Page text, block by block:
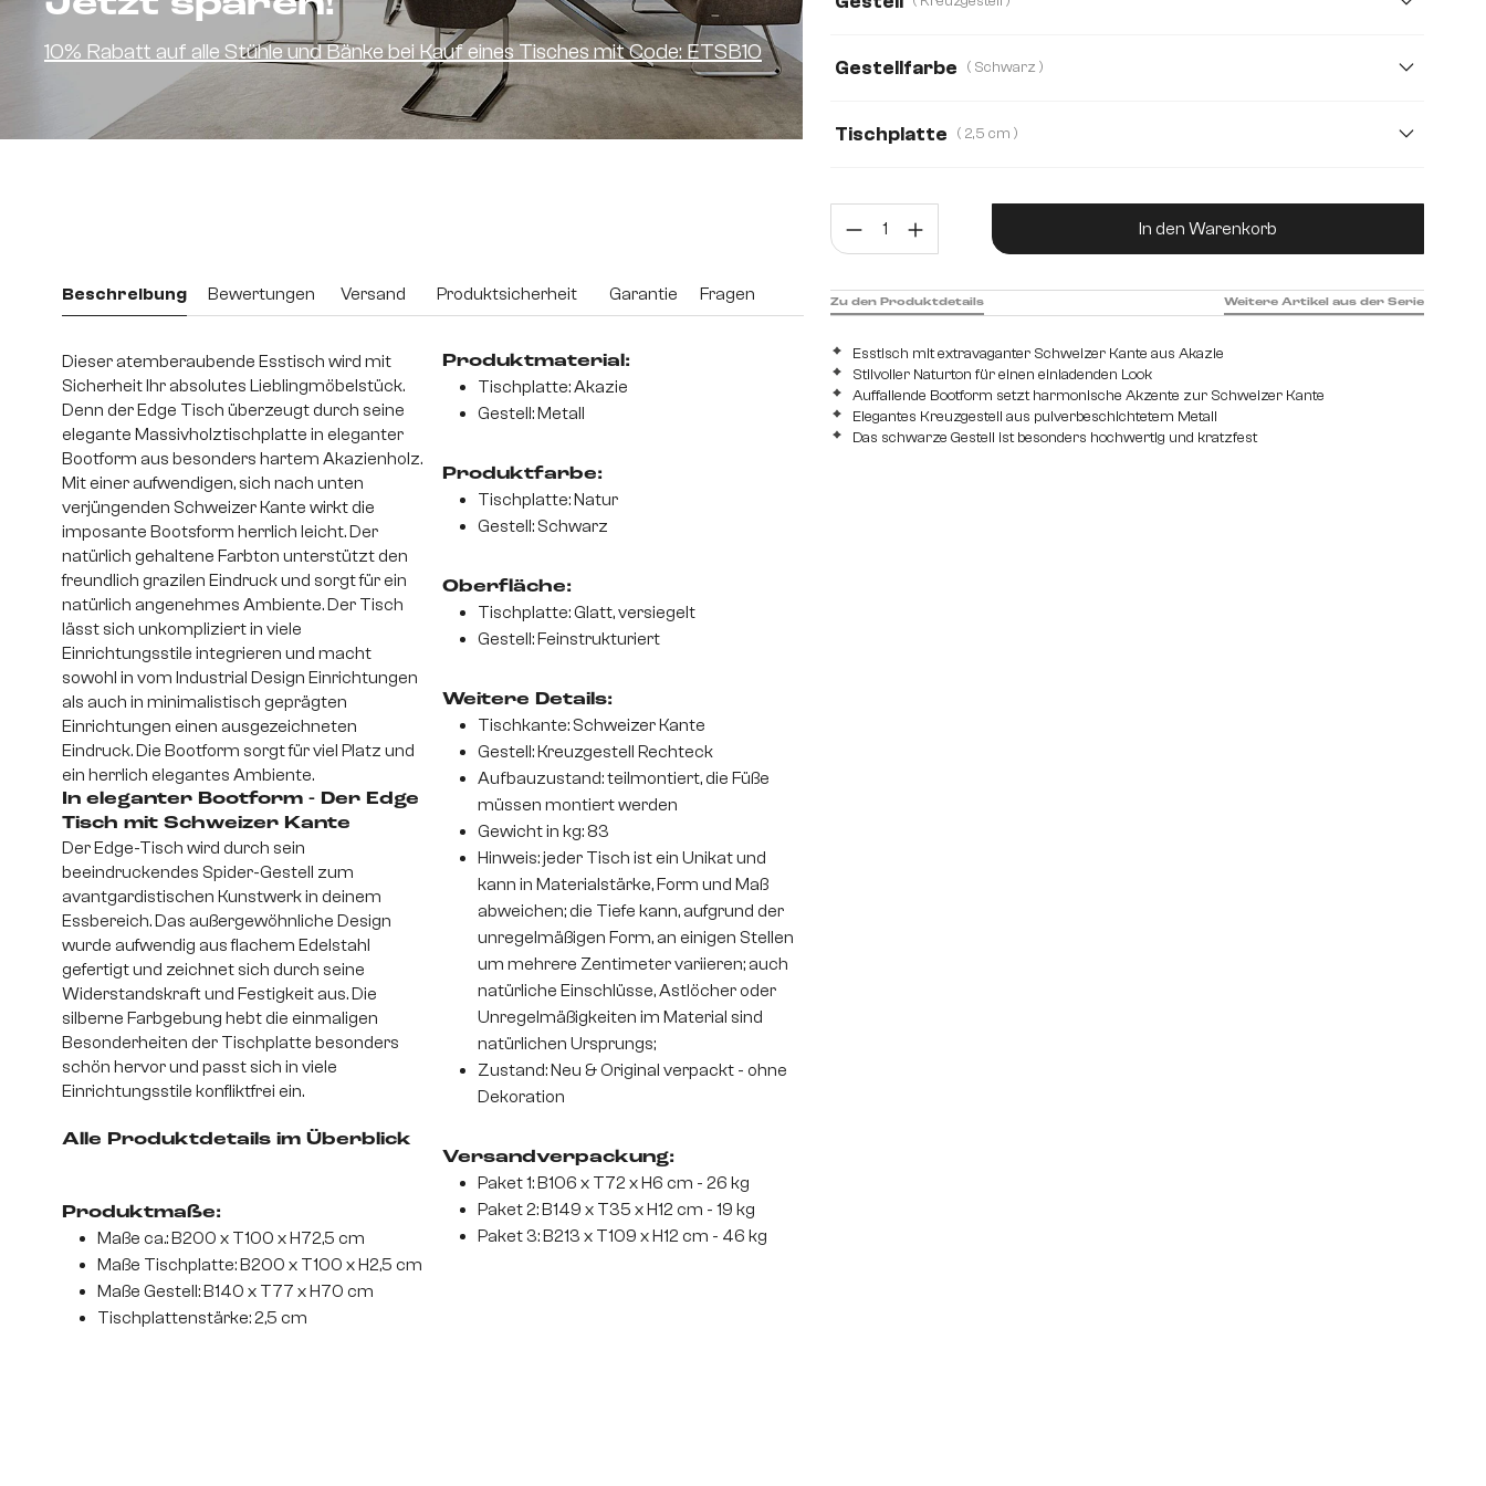
Gestellfarbe ( Schwarz )
Tischplatte ( 2,5 cm )
Produkt Anzahl: Gib den gewünschten Wert
In den Warenkorb
Esstisch mit extravaganter Schweizer Kante aus Akazie
Stilvoller Naturton für einen einladenden Look
Auffallende Bootform setzt harmonische Akzente zur Schweizer Kante
Elegantes Kreuzgestell aus pulverbeschichtetem Metall
Das schwarze Gestell ist besonders hochwertig und kratzfest
Zu den Produktdetails Weitere Artikel aus der Serie
10% Rabatt auf alle Stühle und Bänke bei Kauf eines Tisches mit Code: ETSB10
Beschreibung Bewertungen Versand Produktsicherheit Garantie Fragen
Dieser atemberaubende Esstisch wird mit
Sicherheit Ihr absolutes Lieblingmöbelstück.
Denn der Edge Tisch überzeugt durch seine
elegante Massivholztischplatte in eleganter
Bootform aus besonders hartem Akazienholz.
Mit einer aufwendigen, sich nach unten
verjüngenden Schweizer Kante wirkt die
imposante Bootsform herrlich leicht. Der
natürlich gehaltene Farbton unterstützt den
freundlich grazilen Eindruck und sorgt für ein
natürlich angenehmes Ambiente. Der Tisch
lässt sich unkompliziert in viele
Einrichtungsstile integrieren und macht
sowohl in vom Industrial Design Einrichtungen
als auch in minimalistisch geprägten
Einrichtungen einen ausgezeichneten
Eindruck. Die Bootform sorgt für viel Platz und
ein herrlich elegantes Ambiente.
In eleganter Bootform - Der Edge
Tisch mit Schweizer Kante
Der Edge-Tisch wird durch sein
beeindruckendes Spider-Gestell zum
avantgardistischen Kunstwerk in deinem
Essbereich. Das außergewöhnliche Design
wurde aufwendig aus flachem Edelstahl
gefertigt und zeichnet sich durch seine
Widerstandskraft und Festigkeit aus. Die
silberne Farbgebung hebt die einmaligen
Besonderheiten der Tischplatte besonders
schön hervor und passt sich in viele
Einrichtungsstile konfliktfrei ein.
Alle Produktdetails im Überblick
Produktmaße:
Maße ca.: B200 x T100 x H72,5 cm
Maße Tischplatte: B200 x T100 x H2,5 cm
Maße Gestell: B140 x T77 x H70 cm
Tischplattenstärke: 2,5 cm
Produktmaterial:
Tischplatte: Akazie
Gestell: Metall
Produktfarbe:
Tischplatte: Natur
Gestell: Schwarz
Oberfläche:
Tischplatte: Glatt, versiegelt
Gestell: Feinstrukturiert
Weitere Details:
Tischkante: Schweizer Kante
Gestell: Kreuzgestell Rechteck
Aufbauzustand: teilmontiert, die Füße
müssen montiert werden
Gewicht in kg: 83
Hinweis: jeder Tisch ist ein Unikat und
kann in Materialstärke, Form und Maß
abweichen; die Tiefe kann, aufgrund der
unregelmäßigen Form, an einigen Stellen
um mehrere Zentimeter variieren; auch
natürliche Einschlüsse, Astlöcher oder
Unregelmäßigkeiten im Material sind
natürlichen Ursprungs;
Zustand: Neu & Original verpackt - ohne
Dekoration
Versandverpackung:
Paket 1: B106 x T72 x H6 cm - 26 kg
Paket 2: B149 x T35 x H12 cm - 19 kg
Paket 3: B213 x T109 x H12 cm - 46 kg